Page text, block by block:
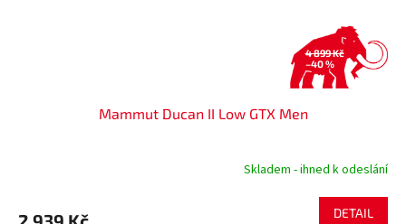
4 899 Kč
–40 %
Mammut Ducan II Low GTX Men
Skladem - ihned k odeslání
DETAIL